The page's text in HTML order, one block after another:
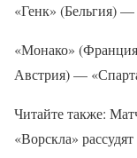
«Генк» (Бельгия)
«Монако»
Австрия) —
Читайте также:
«Ворскла»